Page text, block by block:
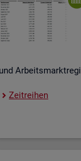
und
Zeit­rei­hen